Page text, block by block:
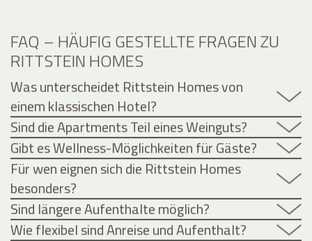
FAQ – HÄUFIG GESTELLTE FRAGEN ZU
RITTSTEIN HOMES
Was unterscheidet Rittstein Homes von
einem klassischen Hotel?
Sind die Apartments Teil eines Weinguts?
Gibt es Wellness-Möglichkeiten für Gäste?
Für wen eignen sich die Rittstein Homes
besonders?
Sind längere Aufenthalte möglich?
Wie flexibel sind Anreise und Aufenthalt?